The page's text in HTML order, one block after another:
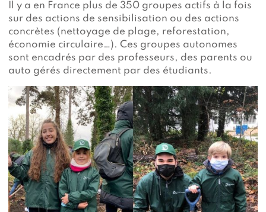
Il y a en France plus de 350 groupes actifs à la fois
sur des actions de sensibilisation ou des actions
concrètes (nettoyage de plage, reforestation,
économie circulaire…). Ces groupes autonomes
sont encadrés par des professeurs, des parents ou
auto gérés directement par des étudiants.